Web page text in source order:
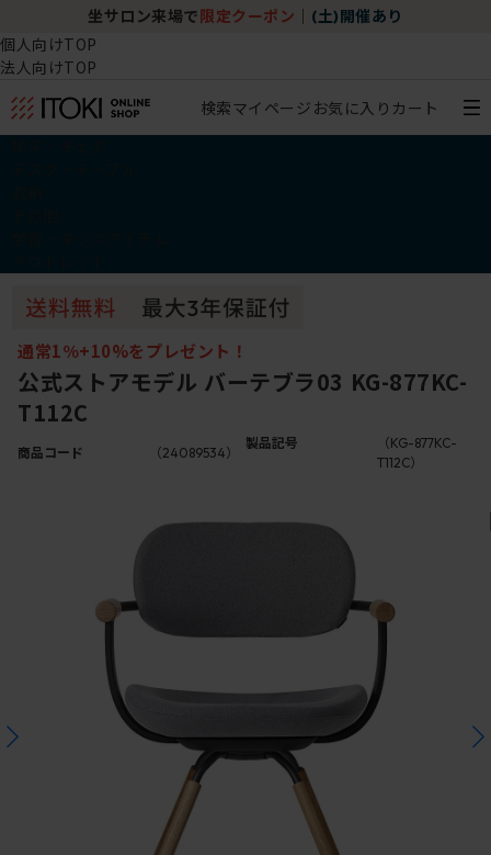
坐サロン来場で 限定クーポン (土)開催あり
個人向けTOP
法人向けTOP
検索マイページ お気に入り カート
通常1％+10%をプレゼント！
公式ストアモデル バーテブラ03 KG-877KC-
T112C
商品コード （24089534）
製品記号
（KG-877KC-
T112C）